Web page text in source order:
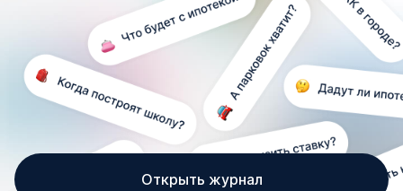
Открыть журнал